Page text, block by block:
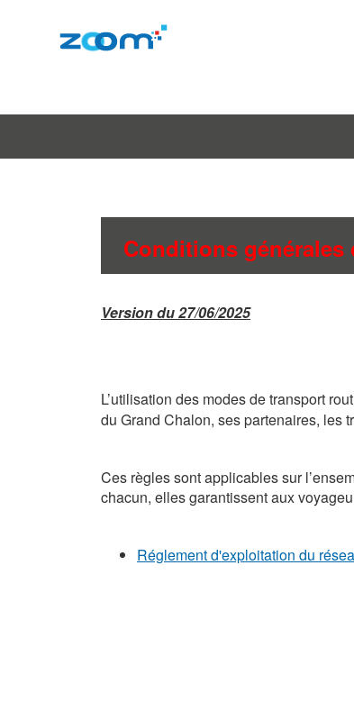
Conditions générales
Version du 27/06/2025
L’utilisation des modes de transport
du Grand Chalon, ses partenaires, les
Ces règles sont applicables sur
chacun, elles garantissent aux
Réglement d'exploitation du